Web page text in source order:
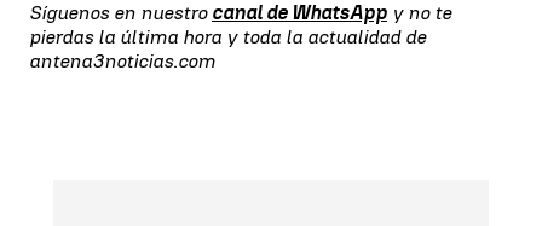
Síguenos en nuestro canal de WhatsApp y no te
pierdas la última hora y toda la actualidad de
antena3noticias.com